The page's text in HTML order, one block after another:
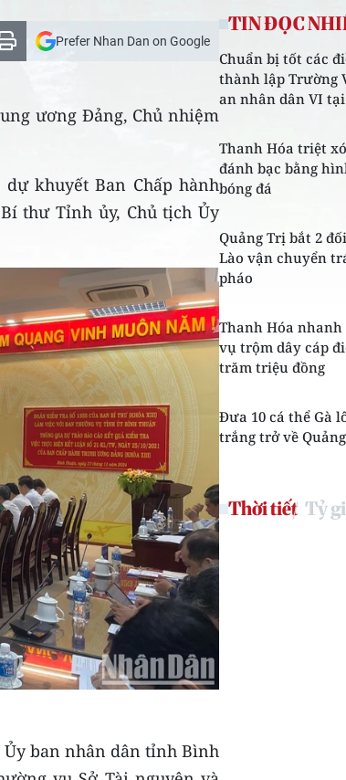
Prefer Nhan Dan on Google
ương Đảng, Chủ nhiệm
khuyết Ban Chấp hành
thư Tỉnh ủy, Chủ tịch Ủy
ban nhân dân tỉnh Bình
TIN ĐỌC
Chuẩn bị tốt các
thành lập Trường
an nhân dân VI
Thanh Hóa triệt
đánh bạc bằng
bóng đá
Quảng Trị bắt 2
Lào vận chuyển
pháo
Thanh Hóa
vụ trộm dây cáp
trăm triệu đồng
Đưa 10 cá thể Gà
trắng trở về
Thời tiết Tỷ